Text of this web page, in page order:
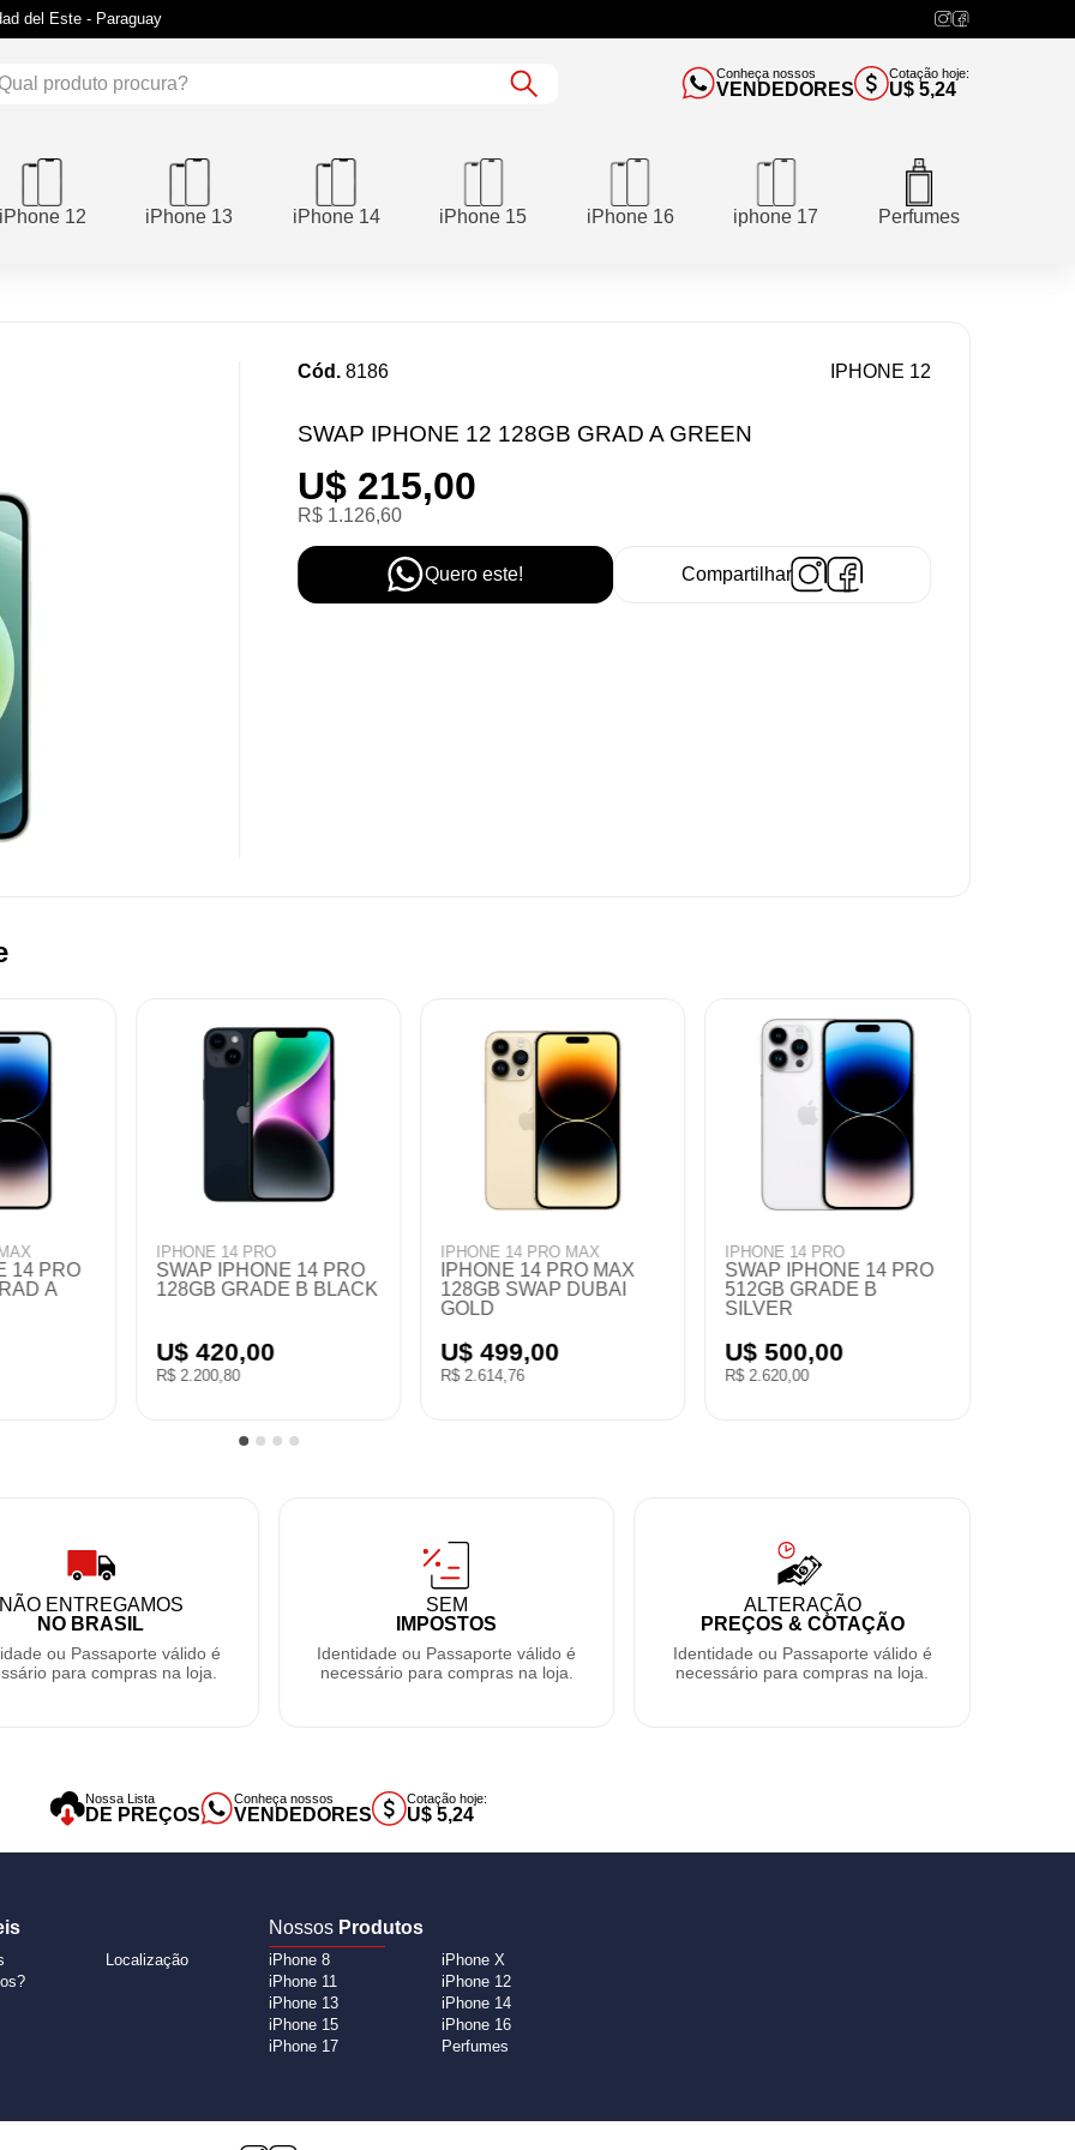
del Este - Paraguay
Conheça nossos
VENDEDORES
Cotação hoje:
U$ 5,24
iPhone 12 iPhone 13 iPhone 14 iPhone 15 iPhone 16 iphone 17 Perfumes
Cód. 8186 IPHONE 12
SWAP IPHONE 12 128GB GRAD A GREEN
U$ 215,00
R$ 1.126,60
Quero este! Compartilhar
14
14 128GB
DUBAI RED
IPHONE 14 PRO
SWAP IPHONE 14 PRO
256GB GRADE B GOLD
U$ 450,00
IPHONE 16
IPHONE 16 128GB
"100%" BLACK
U$ 545,00
IPHONE 15
SWAP IPHONE 15
128GB GRADE A BLUE
U$ 425,00
NÃO ENTREGAMOS
NO BRASIL
ou Passaporte válido é
para compras na loja.
SEM
IMPOSTOS
Identidade ou Passaporte válido é
necessário para compras na loja.
ALTERAÇÃO
PREÇOS & COTAÇÃO
Identidade ou Passaporte válido é
necessário para compras na loja.
Nossa Lista
DE PREÇOS
Conheça nossos
VENDEDORES
Cotação hoje:
U$ 5,24
Localização
Nossos Produtos
iPhone 8
iPhone X
iPhone 11
iPhone 12
iPhone 13
iPhone 14
iPhone 15
iPhone 16
iPhone 17
Perfumes